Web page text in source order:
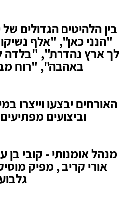
בין הלהיטים הגדולים
"הנני כאן", "אלף
לך ארץ נהדרת",
באהבה", "רוח
האורחים יבצעו וייצרו
וביצועים
מנהל אומנותי - קובי בן
אורי קריב , מפיק